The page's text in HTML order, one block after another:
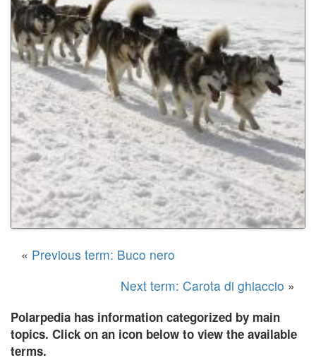
« Previous term: Buco nero
Next term: Carota di ghiaccio »
Polarpedia has information categorized by main
topics. Click on an icon below to view the available
terms.